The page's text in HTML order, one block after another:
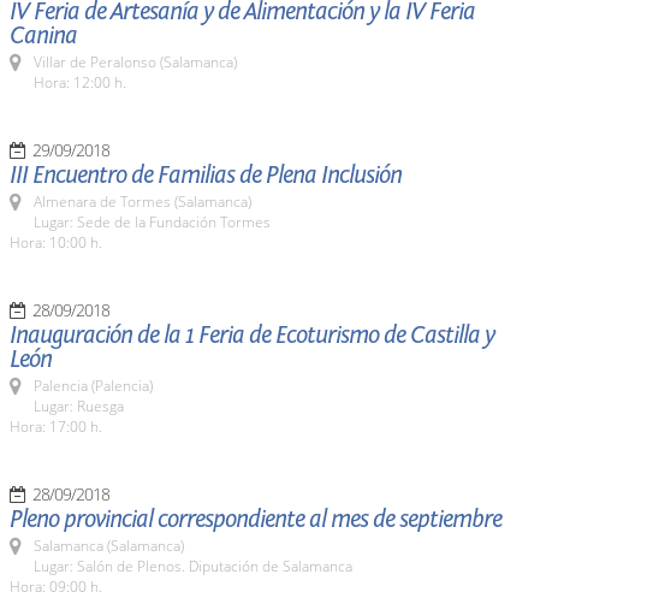
IV Feria de Artesanía y de Alimentación y la IV Feria
Canina
Villar de Peralonso (Salamanca)
Hora: 12:00 h.
29/09/2018
III Encuentro de Familias de Plena Inclusión
Almenara de Tormes (Salamanca)
Lugar: Sede de la Fundación Tormes
Hora: 10:00 h.
28/09/2018
Inauguración de la 1 Feria de Ecoturismo de Castilla y
León
Palencia (Palencia)
Lugar: Ruesga
Hora: 17:00 h.
28/09/2018
Pleno provincial correspondiente al mes de septiembre
Salamanca (Salamanca)
Lugar: Salón de Plenos. Diputación de Salamanca
Hora: 09:00 h.